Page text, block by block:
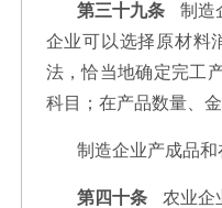
第三十九条
制造
企业可以选择原材料
法，恰当地确定完工
科目；在产品数量、
制造企业产成品
第四十条 农业企